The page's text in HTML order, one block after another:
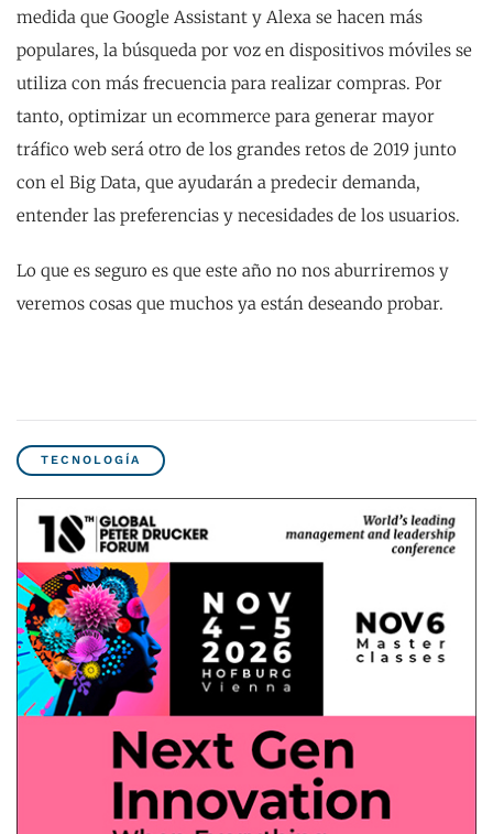
medida que Google Assistant y Alexa se hacen más
populares, la búsqueda por voz en dispositivos móviles se
utiliza con más frecuencia para realizar compras. Por
tanto, optimizar un ecommerce para generar mayor
tráfico web será otro de los grandes retos de 2019 junto
con el Big Data, que ayudarán a predecir demanda,
entender las preferencias y necesidades de los usuarios.
Lo que es seguro es que este año no nos aburriremos y
veremos cosas que muchos ya están deseando probar.
TECNOLOGÍA